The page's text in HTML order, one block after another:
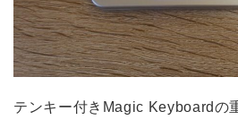
テンキー付きMagic Keyboardの